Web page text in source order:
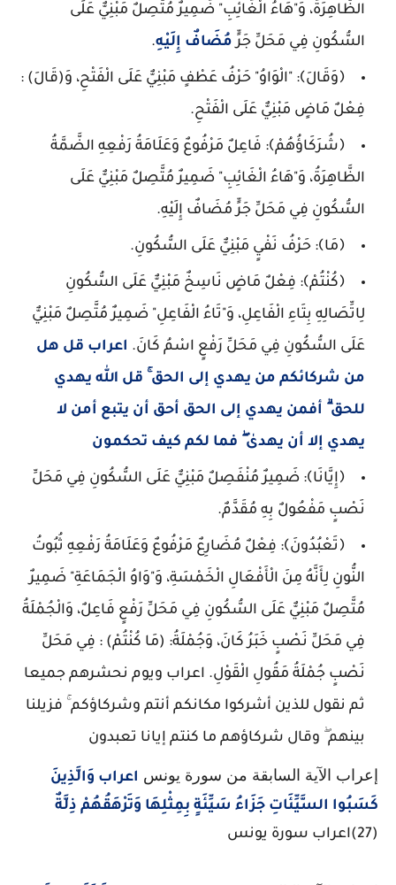
الظَّاهِرَةُ، وَ"هَاءُ الْغَائِبِ" ضَمِيرٌ مُتَّصِلٌ مَبْنِيٌّ عَلَى
السُّكُونِ فِي مَحَلِّ جَرٍّمُضَافٌ إِلَيْهِ.
﴿وَقَالَ﴾: "الْوَاوُ" حَرْفُ عَطْفٍ مَبْنِيٌّ عَلَى الْفَتْحِ، وَ(قَالَ) :
فِعْلٌ مَاضٍ مَبْنِيٌّ عَلَى الْفَتْحِ.
﴿شُرَكَاؤُهُمْ﴾: فَاعِلٌ مَرْفُوعٌ وَعَلَامَةُ رَفْعِهِ الضَّمَّةُ
الظَّاهِرَةُ، وَ"هَاءُ الْغَائِبِ" ضَمِيرٌ مُتَّصِلٌ مَبْنِيٌّ عَلَى
السُّكُونِ فِي مَحَلِّ جَرٍّ مُضَافٌ إِلَيْهِ.
﴿مَا﴾: حَرْفُ نَفْيٍ مَبْنِيٌّ عَلَى السُّكُونِ.
﴿كُنْتُمْ﴾: فِعْلٌ مَاضٍ نَاسِخٌ مَبْنِيٌّ عَلَى السُّكُونِ
لِاتِّصَالِهِ بِتَاءِ الْفَاعِلِ، وَ"تَاءُ الْفَاعِلِ" ضَمِيرٌ مُتَّصِلٌ مَبْنِيٌّ
عَلَى السُّكُونِ فِي مَحَلِّ رَفْعٍ اسْمُ كَانَ. اعراب قل هل
من شركائكم من يهدي إلى الحق ۚ قل الله يهدي
للحق ۗ أفمن يهدي إلى الحق أحق أن يتبع أمن لا
يهدي إلا أن يهدىٰ ۖ فما لكم كيف تحكمون
﴿إِيَّانَا﴾: ضَمِيرٌ مُنْفَصِلٌ مَبْنِيٌّ عَلَى السُّكُونِ فِي مَحَلِّ
نَصْبٍ مَفْعُولٌ بِهِ مُقَدَّمٌ.
﴿تَعْبُدُونَ﴾: فِعْلٌ مُضَارِعٌ مَرْفُوعٌ وَعَلَامَةُ رَفْعِهِ ثُبُوتُ
النُّونِ لِأَنَّهُ مِنَ الْأَفْعَالِ الْخَمْسَةِ، وَ"وَاوُ الْجَمَاعَةِ" ضَمِيرٌ
مُتَّصِلٌ مَبْنِيٌّ عَلَى السُّكُونِ فِي مَحَلِّ رَفْعٍ فَاعِلٌ، وَالْجُمْلَةُ
فِي مَحَلِّ نَصْبٍ خَبَرُ كَانَ، وَجُمْلَةُ: (مَا كُنْتُمْ) : فِي مَحَلِّ
نَصْبٍ جُمْلَةُ مَقُولِ الْقَوْلِ. اعراب ويوم نحشرهم جميعا
ثم نقول للذين أشركوا مكانكم أنتم وشركاؤكم ۚ فزيلنا
بينهم ۖ وقال شركاؤهم ما كنتم إيانا تعبدون
إعراب الآية السابقة من سورة يونس اعراب وَالَّذِينَ
كَسَبُوا السَّيِّئَاتِ جَزَاءُ سَيِّئَةٍ بِمِثْلِهَا وَتَرْهَقُهُمْ ذِلَّةٌ
(27)اعراب سورة يونس